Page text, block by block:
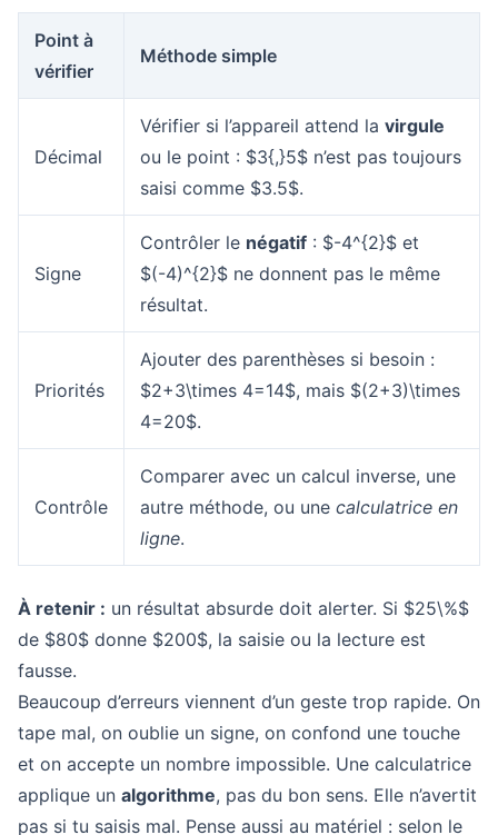
Point à
vérifier
Méthode simple
Décimal
Vérifier si l’appareil attend la virgule
ou le point : $3{,}5$ n’est pas toujours
saisi comme $3.5$.
Signe
Contrôler le négatif : $-4^{2}$ et
$(-4)^{2}$ ne donnent pas le même
résultat.
Priorités
Ajouter des parenthèses si besoin :
$2+3\times 4=14$, mais $(2+3)\times
4=20$.
Contrôle
Comparer avec un calcul inverse, une
autre méthode, ou une calculatrice en
ligne.
À retenir : un résultat absurde doit alerter. Si $25\%$
de $80$ donne $200$, la saisie ou la lecture est
fausse.
Beaucoup d’erreurs viennent d’un geste trop rapide. On
tape mal, on oublie un signe, on confond une touche
et on accepte un nombre impossible. Une calculatrice
applique un algorithme, pas du bon sens. Elle n’avertit
pas si tu saisis mal. Pense aussi au matériel : selon le